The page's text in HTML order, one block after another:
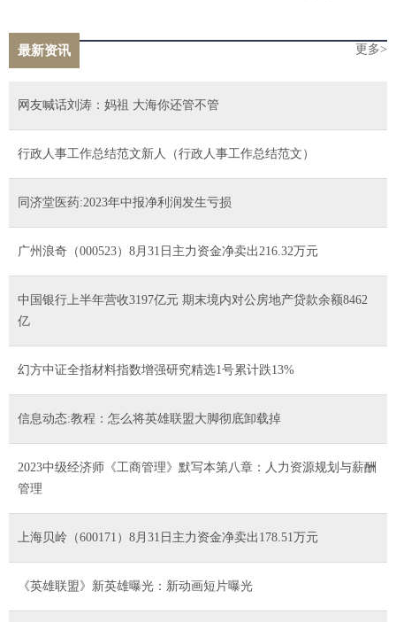
最新资讯 更多>
网友喊话刘涛：妈祖 大海你还管不管
行政人事工作总结范文新人（行政人事工作总结范文）
同济堂医药:2023年中报净利润发生亏损
广州浪奇（000523）8月31日主力资金净卖出216.32万元
中国银行上半年营收3197亿元 期末境内对公房地产贷款余额8462
亿
幻方中证全指材料指数增强研究精选1号累计跌13%
信息动态:教程：怎么将英雄联盟大脚彻底卸载掉
2023中级经济师《工商管理》默写本第八章：人力资源规划与薪酬
管理
上海贝岭（600171）8月31日主力资金净卖出178.51万元
《英雄联盟》新英雄曝光：新动画短片曝光